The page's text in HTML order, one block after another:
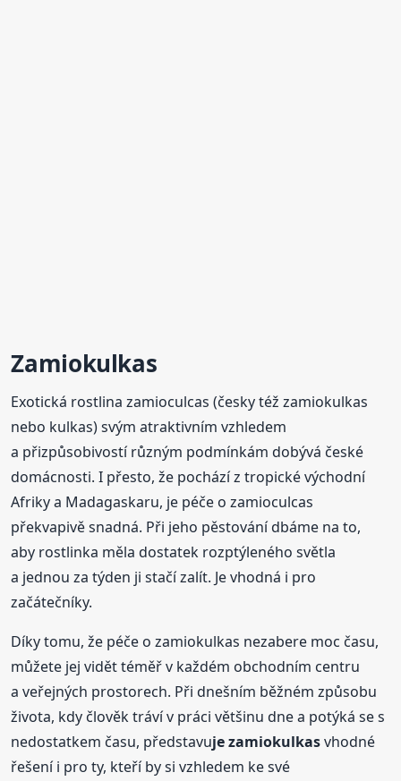
Zamiokulkas
Exotická rostlina zamioculcas (česky též zamiokulkas
nebo kulkas) svým atraktivním vzhledem
a přizpůsobivostí různým podmínkám dobývá české
domácnosti. I přesto, že pochází z tropické východní
Afriky a Madagaskaru, je péče o zamioculcas
překvapivě snadná. Při jeho pěstování dbáme na to,
aby rostlinka měla dostatek rozptýleného světla
a jednou za týden ji stačí zalít. Je vhodná i pro
začátečníky.
Díky tomu, že péče o zamiokulkas nezabere moc času,
můžete jej vidět téměř v každém obchodním centru
a veřejných prostorech. Při dnešním běžném způsobu
života, kdy člověk tráví v práci většinu dne a potýká se s
nedostatkem času, představuje zamiokulkasvhodné
řešení i pro ty, kteří by si vzhledem ke své